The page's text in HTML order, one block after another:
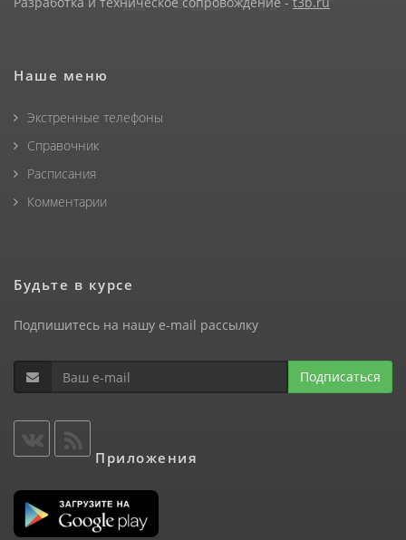
Наше меню
Экстренные телефоны
Справочник
Расписания
Комментарии
Будьте в курсе
Подпишитесь на нашу e-mail рассылку
Подписаться
Приложения